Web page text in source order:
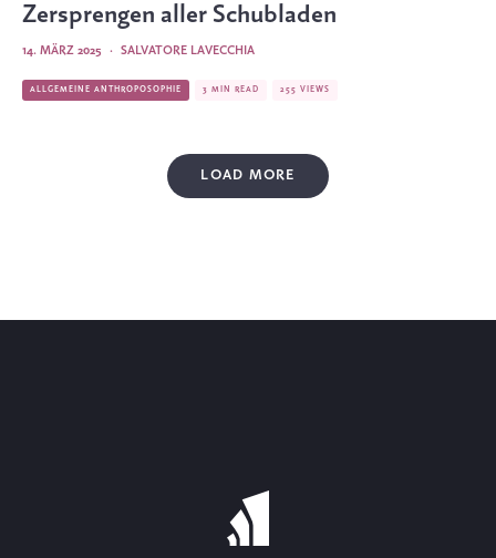
Zersprengen aller Schubladen
SALVATORE LAVECCHIA
·
14. MÄRZ 2025
ALLGEMEINE ANTHROPOSOPHIE 3 MIN READ 255 VIEWS
LOAD MORE